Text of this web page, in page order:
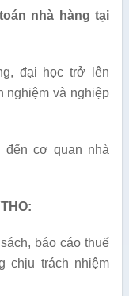
nhà hàng tại
đại học trở lên
nghiệm và nghiệp
cơ quan nhà
báo cáo thuế
chịu trách nhiệm